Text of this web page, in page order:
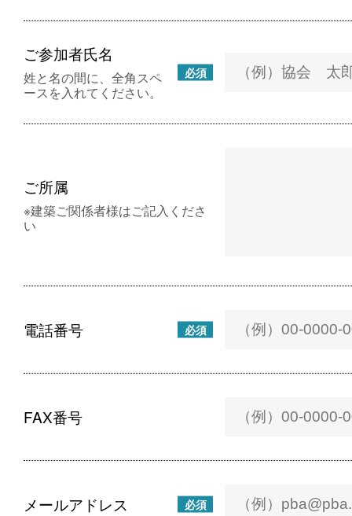
ご参加者氏名
必須
姓と名の間に、全角スペ
ースを入れてください。
ご所属
※建築ご関係者様はご記入くださ
い
電話番号 必須
FAX番号
メールアドレス 必須